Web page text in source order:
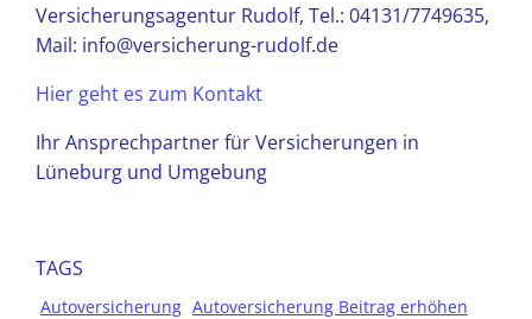
Versicherungsagentur Rudolf, Tel.: 04131/7749635,
Mail: info@versicherung-rudolf.de
Hier geht es zum Kontakt
Ihr Ansprechpartner für Versicherungen in
Lüneburg und Umgebung
TAGS
Autoversicherung Autoversicherung Beitrag erhöhen